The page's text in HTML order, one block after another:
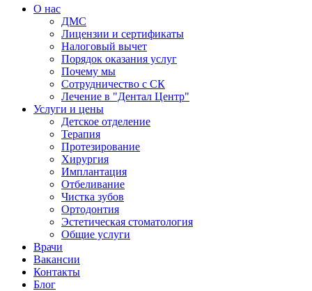
О нас
ДМС
Лицензии и сертификаты
Налоговый вычет
Порядок оказания услуг
Почему мы
Сотрудничество с СК
Лечение в "Дентал Центр"
Услуги и цены
Детское отделение
Терапия
Протезирование
Хирургия
Имплантация
Отбеливание
Чистка зубов
Ортодонтия
Эстетическая стоматология
Общие услуги
Врачи
Вакансии
Контакты
Блог